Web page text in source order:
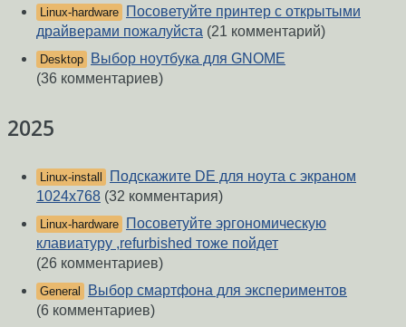
Linux-hardware
Посоветуйте принтер с открытыми
драйверами пожалуйста (21 комментарий)
Desktop
Выбор ноутбука для GNOME
(36 комментариев)
2025
Linux-install
Подскажите DE для ноута с экраном
1024x768 (32 комментария)
Linux-hardware
Посоветуйте эргономическую
клавиатуру ,refurbished тоже пойдет
(26 комментариев)
General
Выбор смартфона для экспериментов
(6 комментариев)